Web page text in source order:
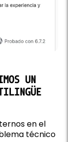
UN
en el
técnico